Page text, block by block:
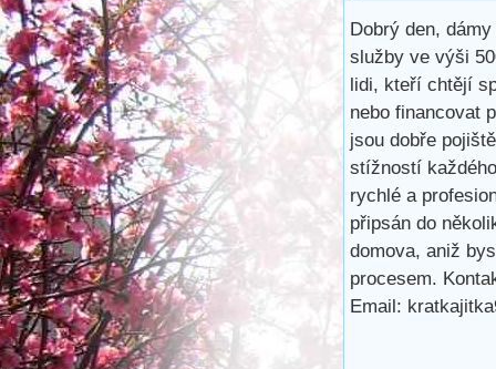
Dobrý den,
služby ve výši
lidi, kteří chtějí
nebo financovat
jsou dobře
stížností
rychlé a
připsán do
domova, aniž
procesem.
Email: